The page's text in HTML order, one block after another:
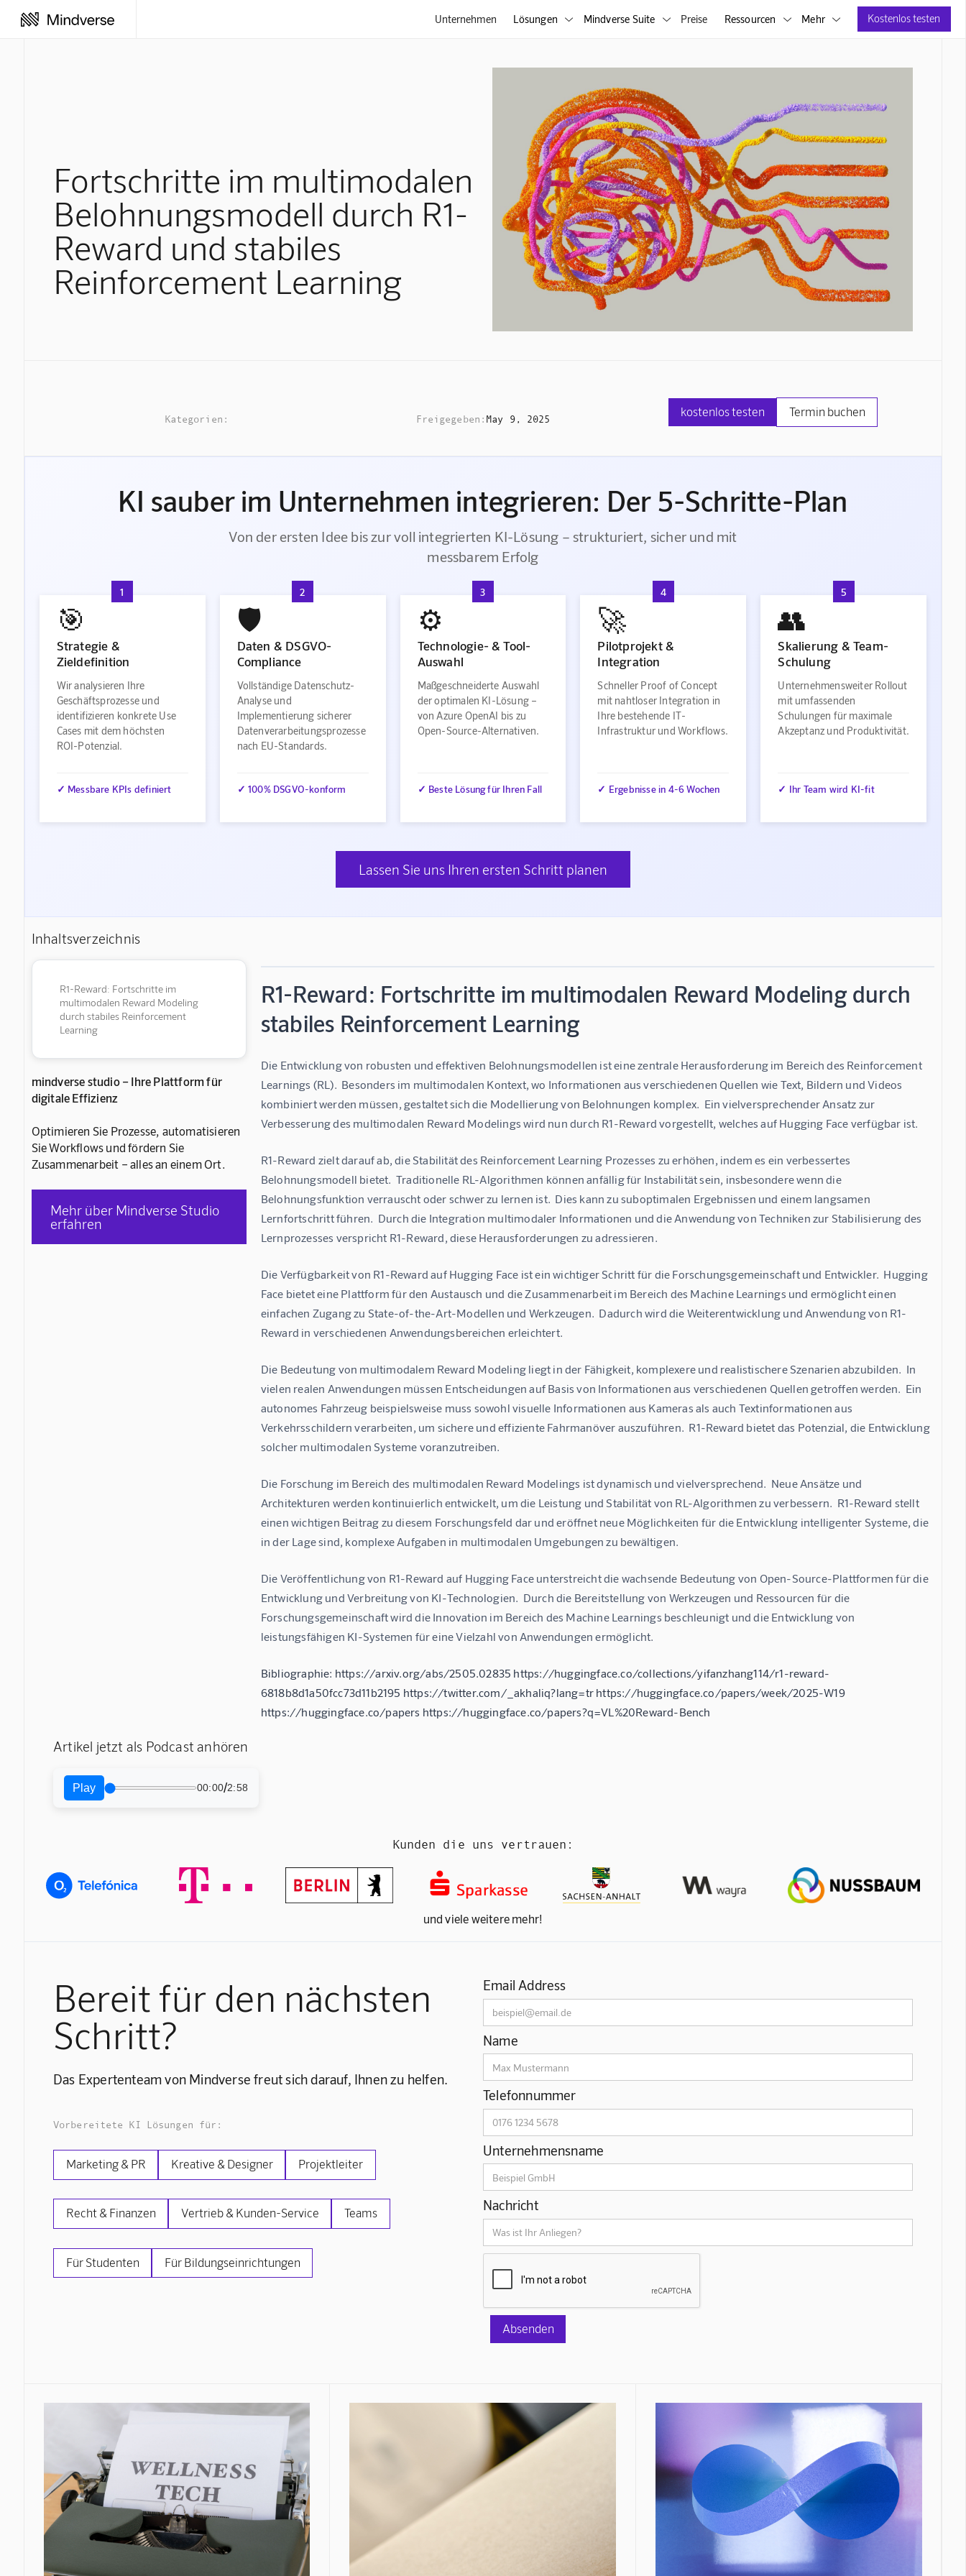
Unternehmen Lösungen  Mindverse Suite  Preise Ressourcen  Mehr  Kostenlos testen
Fortschritte im multimodalen
Belohnungsmodell durch R1-
Reward und stabiles
Reinforcement Learning
Kategorien: Freigegeben: May 9, 2025
kostenlos testen Termin buchen
KI sauber im Unternehmen integrieren: Der 5-Schritte-Plan
Von der ersten Idee bis zur voll integrierten KI-Lösung – strukturiert, sicher und mit
messbarem Erfolg
1
🎯
Strategie &
Zieldefinition
Wir analysieren Ihre
Geschäftsprozesse und
identifizieren konkrete Use
Cases mit dem höchsten
ROI-Potenzial.
✓ Messbare KPIs definiert
2
🛡️
Daten & DSGVO-
Compliance
Vollständige Datenschutz-
Analyse und
Implementierung sicherer
Datenverarbeitungsprozesse
nach EU-Standards.
✓ 100% DSGVO-konform
3
⚙️
Technologie- & Tool-
Auswahl
Maßgeschneiderte Auswahl
der optimalen KI-Lösung –
von Azure OpenAI bis zu
Open-Source-Alternativen.
✓ Beste Lösung für Ihren Fall
4
🚀
Pilotprojekt &
Integration
Schneller Proof of Concept
mit nahtloser Integration in
Ihre bestehende IT-
Infrastruktur und Workflows.
✓ Ergebnisse in 4-6 Wochen
5
👥
Skalierung & Team-
Schulung
Unternehmensweiter Rollout
mit umfassenden
Schulungen für maximale
Akzeptanz und Produktivität.
✓ Ihr Team wird KI-fit
Lassen Sie uns Ihren ersten Schritt planen
Inhaltsverzeichnis
R1-Reward: Fortschritte im
multimodalen Reward Modeling
durch stabiles Reinforcement
Learning
mindverse studio – Ihre Plattform für
digitale Effizienz
Optimieren Sie Prozesse, automatisieren
Sie Workflows und fördern Sie
Zusammenarbeit – alles an einem Ort.
Mehr über Mindverse Studio
erfahren
R1-Reward: Fortschritte im multimodalen Reward Modeling durch
stabiles Reinforcement Learning
Die Entwicklung von robusten und effektiven Belohnungsmodellen ist eine zentrale Herausforderung im Bereich des Reinforcement
Learnings (RL).  Besonders im multimodalen Kontext, wo Informationen aus verschiedenen Quellen wie Text, Bildern und Videos
kombiniert werden müssen, gestaltet sich die Modellierung von Belohnungen komplex.  Ein vielversprechender Ansatz zur
Verbesserung des multimodalen Reward Modelings wird nun durch R1-Reward vorgestellt, welches auf Hugging Face verfügbar ist.
R1-Reward zielt darauf ab, die Stabilität des Reinforcement Learning Prozesses zu erhöhen, indem es ein verbessertes
Belohnungsmodell bietet.  Traditionelle RL-Algorithmen können anfällig für Instabilität sein, insbesondere wenn die
Belohnungsfunktion verrauscht oder schwer zu lernen ist.  Dies kann zu suboptimalen Ergebnissen und einem langsamen
Lernfortschritt führen.  Durch die Integration multimodaler Informationen und die Anwendung von Techniken zur Stabilisierung des
Lernprozesses verspricht R1-Reward, diese Herausforderungen zu adressieren.
Die Verfügbarkeit von R1-Reward auf Hugging Face ist ein wichtiger Schritt für die Forschungsgemeinschaft und Entwickler.  Hugging
Face bietet eine Plattform für den Austausch und die Zusammenarbeit im Bereich des Machine Learnings und ermöglicht einen
einfachen Zugang zu State-of-the-Art-Modellen und Werkzeugen.  Dadurch wird die Weiterentwicklung und Anwendung von R1-
Reward in verschiedenen Anwendungsbereichen erleichtert.
Die Bedeutung von multimodalem Reward Modeling liegt in der Fähigkeit, komplexere und realistischere Szenarien abzubilden.  In
vielen realen Anwendungen müssen Entscheidungen auf Basis von Informationen aus verschiedenen Quellen getroffen werden.  Ein
autonomes Fahrzeug beispielsweise muss sowohl visuelle Informationen aus Kameras als auch Textinformationen aus
Verkehrsschildern verarbeiten, um sichere und effiziente Fahrmanöver auszuführen.  R1-Reward bietet das Potenzial, die Entwicklung
solcher multimodalen Systeme voranzutreiben.
Die Forschung im Bereich des multimodalen Reward Modelings ist dynamisch und vielversprechend.  Neue Ansätze und
Architekturen werden kontinuierlich entwickelt, um die Leistung und Stabilität von RL-Algorithmen zu verbessern.  R1-Reward stellt
einen wichtigen Beitrag zu diesem Forschungsfeld dar und eröffnet neue Möglichkeiten für die Entwicklung intelligenter Systeme, die
in der Lage sind, komplexe Aufgaben in multimodalen Umgebungen zu bewältigen.
Die Veröffentlichung von R1-Reward auf Hugging Face unterstreicht die wachsende Bedeutung von Open-Source-Plattformen für die
Entwicklung und Verbreitung von KI-Technologien.  Durch die Bereitstellung von Werkzeugen und Ressourcen für die
Forschungsgemeinschaft wird die Innovation im Bereich des Machine Learnings beschleunigt und die Entwicklung von
leistungsfähigen KI-Systemen für eine Vielzahl von Anwendungen ermöglicht.
Bibliographie: https://arxiv.org/abs/2505.02835 https://huggingface.co/collections/yifanzhang114/r1-reward-
6818b8d1a50fcc73d11b2195 https://twitter.com/_akhaliq?lang=tr https://huggingface.co/papers/week/2025-W19
https://huggingface.co/papers https://huggingface.co/papers?q=VL%20Reward-Bench
Artikel jetzt als Podcast anhören
Play 00:00/2:58
Kunden die uns vertrauen:
und viele weitere mehr!
Bereit für den nächsten
Schritt?
Das Expertenteam von Mindverse freut sich darauf, Ihnen zu helfen.
Vorbereitete KI Lösungen für:
Marketing & PR Kreative & Designer Projektleiter
Recht & Finanzen Vertrieb & Kunden-Service Teams
Für Studenten Für Bildungseinrichtungen
Email Address
Name
Telefonnummer
Unternehmensname
Nachricht